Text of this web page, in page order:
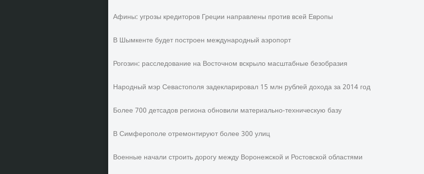
Афины: угрозы кредиторов Греции направлены против всей Европы
В Шымкенте будет построен международный аэропорт
Рогозин: расследование на Восточном вскрыло масштабные безобразия
Народный мэр Севастополя задекларировал 15 млн рублей дохода за 2014 год
Более 700 детсадов региона обновили материально-техническую базу
В Симферополе отремонтируют более 300 улиц
Военные начали строить дорогу между Воронежской и Ростовской областями